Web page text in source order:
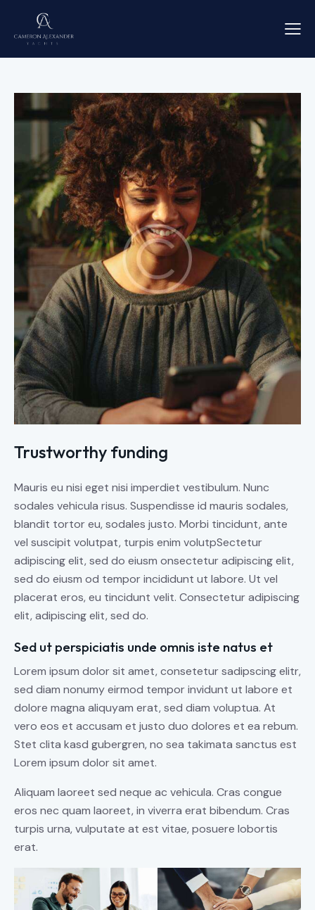
Trustworthy funding
Mauris eu nisi eget nisi imperdiet vestibulum. Nunc
sodales vehicula risus. Suspendisse id mauris sodales,
blandit tortor eu, sodales justo. Morbi tincidunt, ante
vel suscipit volutpat, turpis enim volutpSectetur
adipiscing elit, sed do eiusm onsectetur adipiscing elit,
sed do eiusm od tempor incididunt ut labore. Ut vel
placerat eros, eu tincidunt velit. Consectetur adipiscing
elit, adipiscing elit, sed do.
Sed ut perspiciatis unde omnis iste natus et
Lorem ipsum dolor sit amet, consetetur sadipscing elitr,
sed diam nonumy eirmod tempor invidunt ut labore et
dolore magna aliquyam erat, sed diam voluptua. At
vero eos et accusam et justo duo dolores et ea rebum.
Stet clita kasd gubergren, no sea takimata sanctus est
Lorem ipsum dolor sit amet.
Aliquam laoreet sed neque ac vehicula. Cras congue
eros nec quam laoreet, in viverra erat bibendum. Cras
turpis urna, vulputate at est vitae, posuere lobortis
erat.